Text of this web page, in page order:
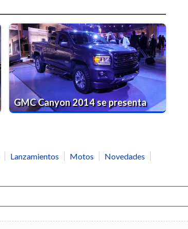
GMC Canyon 2014 se presenta
Lanzamientos Motos
Novedades